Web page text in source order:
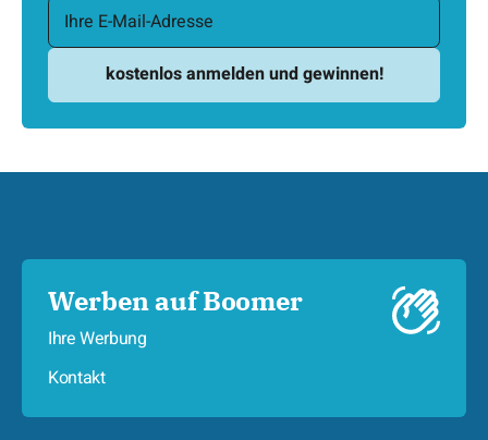
Werben auf Boomer
Ihre Werbung
Kontakt